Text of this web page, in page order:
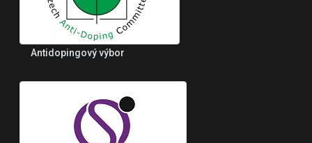
Antidopingový výbor